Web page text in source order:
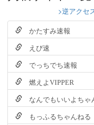
>逆アクセ
かたすみ速報
えび速
でっちでち速報
燃えよVIPPER
なんでもいいよちゃ
もっふるちゃんねる